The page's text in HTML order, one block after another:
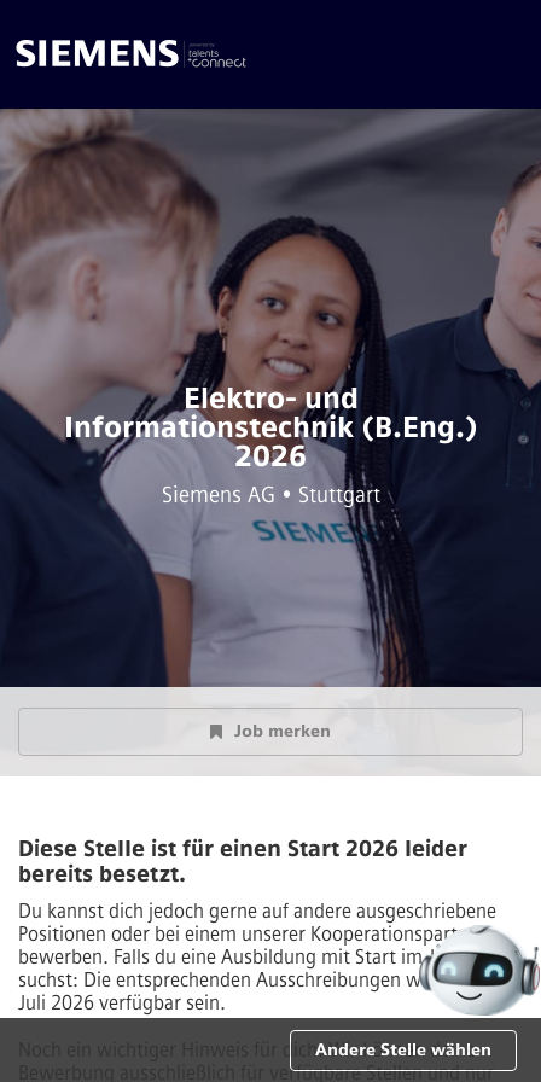
Elektro- und
Informationstechnik (B.Eng.)
2026
Siemens AG • Stuttgart
Job merken
Diese Stelle ist für einen Start 2026 leider
bereits besetzt.
Du kannst dich jedoch gerne auf andere ausgeschriebene
Positionen oder bei einem unserer Kooperationspartner
bewerben. Falls du eine Ausbildung mit Start im Jahr 2027
suchst: Die entsprechenden Ausschreibungen werden ab
Juli 2026 verfügbar sein.
Noch ein wichtiger Hinweis für dich: Wir können deine
Bewerbung ausschließlich für verfügbare Stellen und nur
Andere Stelle wählen